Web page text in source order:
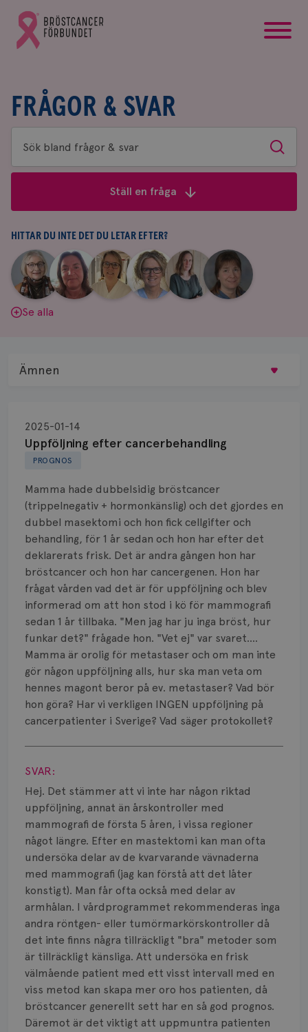
Gå
till
Bröstcancerförbundets
FRÅGOR & SVAR
Sök
bland
&
svar
Sök
Ställ en fråga
HITTAR DU INTE DET DU LETAR EFTER?
Aina
Johnsson
|
Anne
Andersson
Fredrika
Killander
|
Jeanette
Bäcklund
|
Maria
Edegran
|
Yvette
Andersson
Se alla
PROGNOS
Uppföljning efter cancerbehandling
2025-01-14
Mamma hade dubbelsidig bröstcancer
(trippelnegativ + hormonkänslig) och det gjordes en
dubbel masektomi och hon fick cellgifter och
behandling, för 1 år sedan och hon har efter det
deklarerats frisk. Det är andra gången hon har
bröstcancer och hon har cancergenen. Hon har
frågat vården vad det är för uppföljning och blev
informerad om att hon stod i kö för mammografi
sedan 1 år tillbaka. "Men jag har ju inga bröst, hur
funkar det?" frågade hon. "Vet ej" var svaret....
Mamma är orolig för metastaser och om man inte
gör någon uppföljning alls, hur ska man veta om
hennes magont beror på ev. metastaser? Vad bör
hon göra? Har vi verkligen INGEN uppföljning på
cancerpatienter i Sverige? Vad säger protokollet?
Visa svar
SVAR:
Hej. Det stämmer att vi inte har någon riktad
uppföljning, annat än årskontroller med
mammografi de första 5 åren, i vissa regioner
något längre. Efter en mastektomi kan man ofta
undersöka delar av de kvarvarande vävnaderna
med mammografi (jag kan förstå att det låter
konstigt). Man får ofta också med delar av
armhålan. I vårdprogrammet rekommenderas inga
andra röntgen- eller tumörmarkörskontroller då
det inte finns några tillräckligt "bra" metoder som
är tillräckligt känsliga. Att undersöka en frisk
välmående patient med ett visst intervall med en
viss metod kan skapa mer oro hos patienten, då
bröstcancer generellt sett har en så god prognos.
Däremot är det viktigt att uppmuntra patienten
Ämnen
Biopsi
Biverkningar
Bröstvårta
Knöl
Läkemedel
Typ av bröstcancer
Smärta
Prognos
Risker
Spridd bröstcancer
Vätska